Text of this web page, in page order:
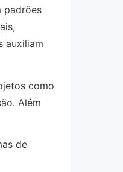
padrões
auxiliam
como
Além
de